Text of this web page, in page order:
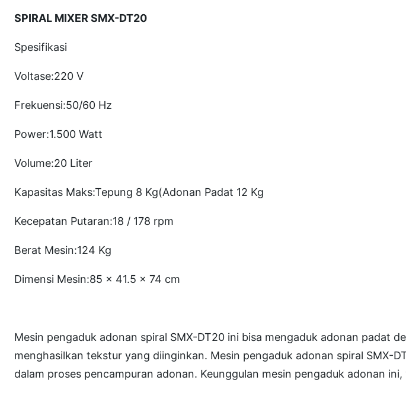
0
L
F
SPIRAL MIXER SMX-DT20
Spesifikasi
Voltase:220 V
Frekuensi:50/60 Hz
Power:1.500 Watt
Volume:20 Liter
Kapasitas Maks:Tepung 8 Kg(Adonan Padat 12 Kg
Kecepatan Putaran:18 / 178 rpm
Berat Mesin:124 Kg
Dimensi Mesin:85 x 41.5 x 74 cm
Mesin pengaduk adonan spiral SMX-DT20 ini bisa mengaduk adonan padat
menghasilkan tekstur yang diinginkan. Mesin pengaduk adonan spiral SMX-
dalam proses pencampuran adonan. Keunggulan mesin pengaduk adonan ini,